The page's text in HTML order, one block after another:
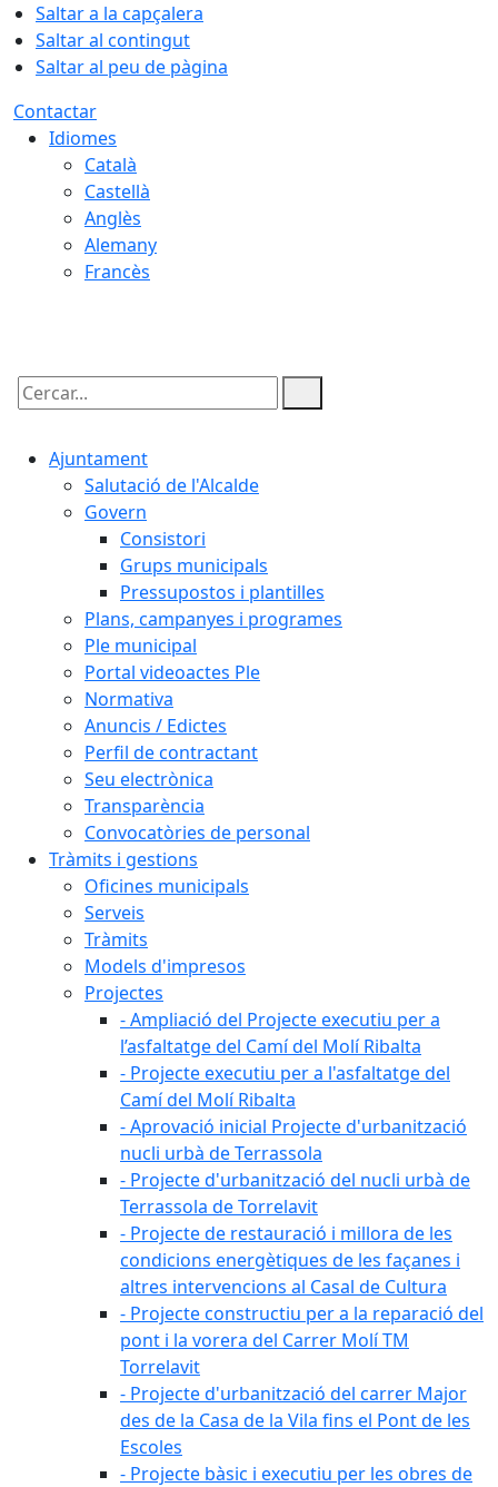
Saltar a la capçalera
Saltar al contingut
Saltar al peu de pàgina
Contactar
Idiomes
Català
Castellà
Anglès
Alemany
Francès
Cercar:
Ajuntament
Salutació de l'Alcalde
Govern
Consistori
Grups municipals
Pressupostos i plantilles
Plans, campanyes i programes
Ple municipal
Portal videoactes Ple
Normativa
Anuncis / Edictes
Perfil de contractant
Seu electrònica
Transparència
Convocatòries de personal
Tràmits i gestions
Oficines municipals
Serveis
Tràmits
Models d'impresos
Projectes
- Ampliació del Projecte executiu per a
l’asfaltatge del Camí del Molí Ribalta
- Projecte executiu per a l'asfaltatge del
Camí del Molí Ribalta
- Aprovació inicial Projecte d'urbanització
nucli urbà de Terrassola
- Projecte d'urbanització del nucli urbà de
Terrassola de Torrelavit
- Projecte de restauració i millora de les
condicions energètiques de les façanes i
altres intervencions al Casal de Cultura
- Projecte constructiu per a la reparació del
pont i la vorera del Carrer Molí TM
Torrelavit
- Projecte d'urbanització del carrer Major
des de la Casa de la Vila fins el Pont de les
Escoles
- Projecte bàsic i executiu per les obres de